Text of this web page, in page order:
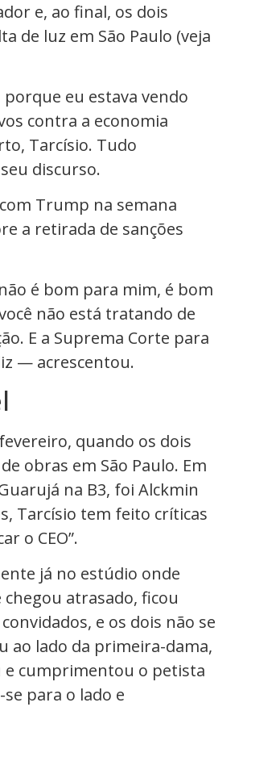
e, ao final, os dois
de luz em São Paulo (veja
eu estava vendo
contra a economia
Tarcísio. Tudo
discurso.
Trump na semana
a retirada de sanções
é bom para mim, é bom
não está tratando de
E a Suprema Corte para
— acrescentou.
quando os dois
obras em São Paulo. Em
na B3, foi Alckmin
Tarcísio tem feito críticas
o CEO”.
já no estúdio onde
atrasado, ficou
e os dois não se
ao lado da primeira-dama,
e cumprimentou o petista
para o lado e